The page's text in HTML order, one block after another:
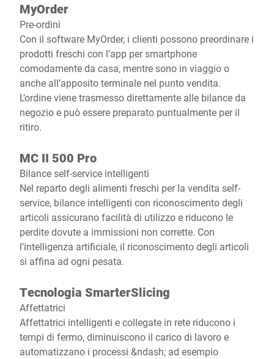
MyOrder
Pre-ordini
Con il software MyOrder, i clienti possono preordinare i
prodotti freschi con l’app per smartphone
comodamente da casa, mentre sono in viaggio o
anche all’apposito terminale nel punto vendita.
L’ordine viene trasmesso direttamente alle bilance da
negozio e può essere preparato puntualmente per il
ritiro.
MC II 500 Pro
Bilance self-service intelligenti
Nel reparto degli alimenti freschi per la vendita self-
service, bilance intelligenti con riconoscimento degli
articoli assicurano facilità di utilizzo e riducono le
perdite dovute a immissioni non corrette. Con
l’intelligenza artificiale, il riconoscimento degli articoli
si affina ad ogni pesata.
Tecnologia SmarterSlicing
Affettatrici
Affettatrici intelligenti e collegate in rete riducono i
tempi di fermo, diminuiscono il carico di lavoro e
automatizzano i processi &ndash; ad esempio